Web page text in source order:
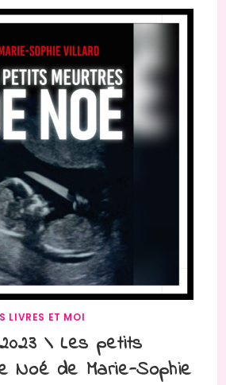
LIVRES ET MOI
\ Les petits
Noé de Marie-Sophie